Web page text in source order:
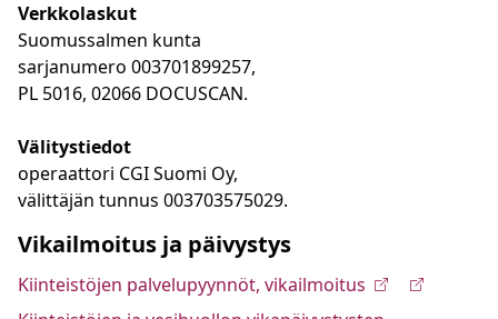
Verkkolaskut
Suomussalmen kunta
sarjanumero 003701899257,
PL 5016, 02066 DOCUSCAN.
Välitystiedot
operaattori CGI Suomi Oy,
välittäjän tunnus 003703575029.
Vikailmoitus ja päivystys
Kiinteistöjen palvelupyynnöt, vikailmoitus